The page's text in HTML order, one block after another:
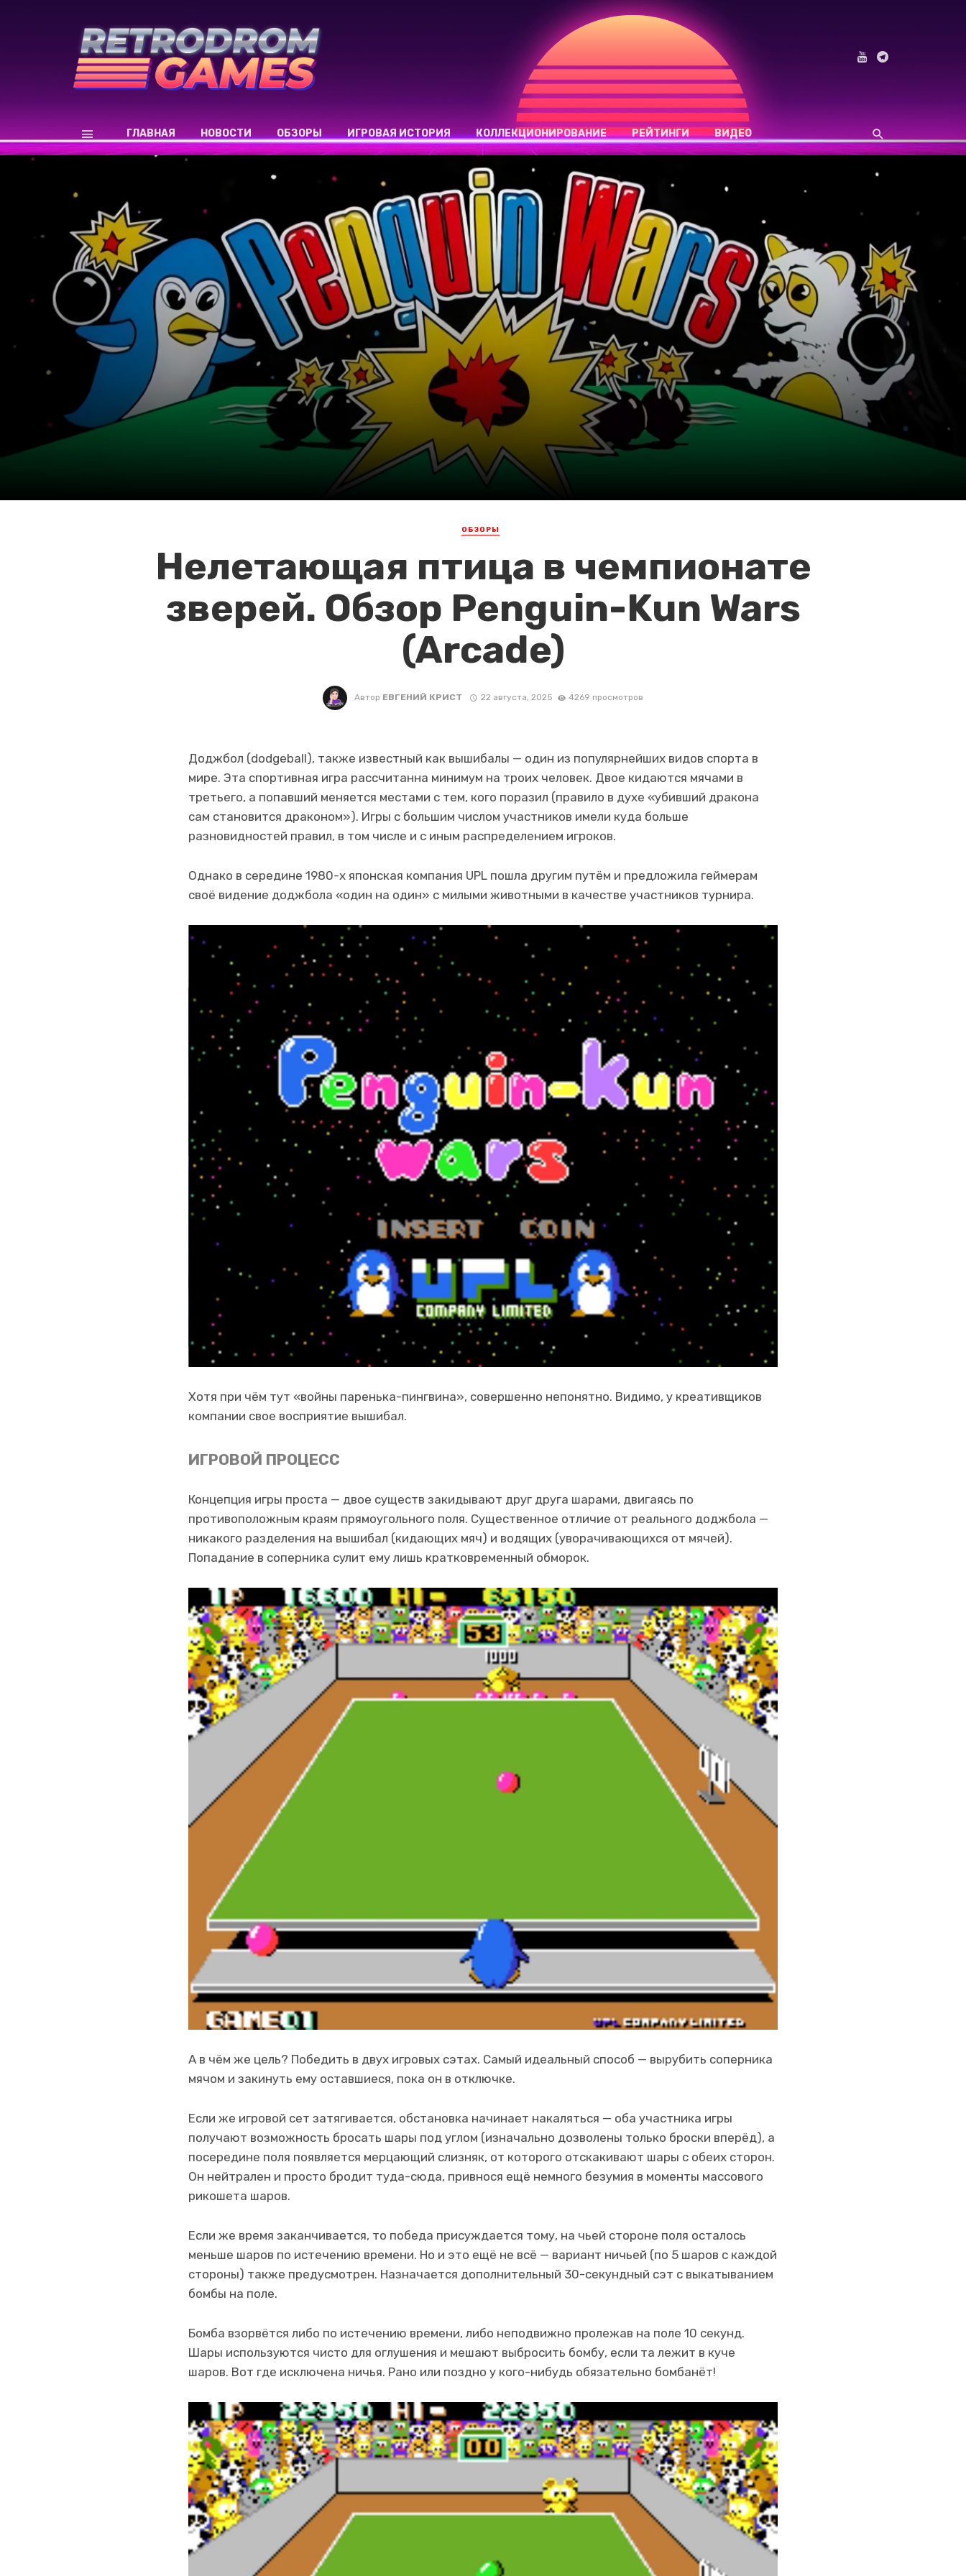
ГЛАВНАЯ НОВОСТИ ОБЗОРЫ ИГРОВАЯ ИСТОРИЯ КОЛЛЕКЦИОНИРОВАНИЕ РЕЙТИНГИ ВИДЕО
ОБЗОРЫ
Нелетающая птица в чемпионате
зверей. Обзор Penguin-Kun Wars
(Arcade)
Автор ЕВГЕНИЙ КРИСТ 22 августа, 2025 4269 просмотров
Доджбол (dodgeball), также известный как вышибалы — один из популярнейших видов спорта в
мире. Эта спортивная игра рассчитанна минимум на троих человек. Двое кидаются мячами в
третьего, а попавший меняется местами с тем, кого поразил (правило в духе «убивший дракона
сам становится драконом»). Игры с большим числом участников имели куда больше
разновидностей правил, в том числе и с иным распределением игроков.
Однако в середине 1980-х японская компания UPL пошла другим путём и предложила геймерам
своё видение доджбола «один на один» с милыми животными в качестве участников турнира.
Хотя при чём тут «войны паренька-пингвина», совершенно непонятно. Видимо, у креативщиков
компании свое восприятие вышибал.
ИГРОВОЙ ПРОЦЕСС
Концепция игры проста — двое существ закидывают друг друга шарами, двигаясь по
противоположным краям прямоугольного поля. Существенное отличие от реального доджбола —
никакого разделения на вышибал (кидающих мяч) и водящих (уворачивающихся от мячей).
Попадание в соперника сулит ему лишь кратковременный обморок.
А в чём же цель? Победить в двух игровых сэтах. Самый идеальный способ — вырубить соперника
мячом и закинуть ему оставшиеся, пока он в отключке.
Если же игровой сет затягивается, обстановка начинает накаляться — оба участника игры
получают возможность бросать шары под углом (изначально дозволены только броски вперёд), а
посередине поля появляется мерцающий слизняк, от которого отскакивают шары с обеих сторон.
Он нейтрален и просто бродит туда-сюда, привнося ещё немного безумия в моменты массового
рикошета шаров.
Если же время заканчивается, то победа присуждается тому, на чьей стороне поля осталось
меньше шаров по истечению времени. Но и это ещё не всё — вариант ничьей (по 5 шаров с каждой
стороны) также предусмотрен. Назначается дополнительный 30-секундный сэт с выкатыванием
бомбы на поле.
Бомба взорвётся либо по истечению времени, либо неподвижно пролежав на поле 10 секунд.
Шары используются чисто для оглушения и мешают выбросить бомбу, если та лежит в куче
шаров. Вот где исключена ничья. Рано или поздно у кого-нибудь обязательно бомбанёт!